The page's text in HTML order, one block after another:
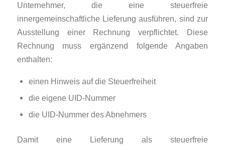
Unternehmer, die eine steuerfreie
innergemeinschaftliche Lieferung ausführen, sind zur
Ausstellung einer Rechnung verpflichtet. Diese
Rechnung muss ergänzend folgende Angaben
enthalten:
einen Hinweis auf die Steuerfreiheit
die eigene UID-Nummer
die UID-Nummer des Abnehmers
Damit eine Lieferung als steuerfreie